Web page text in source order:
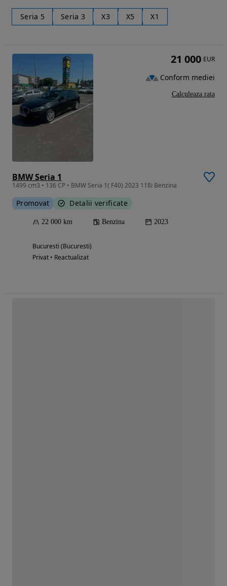
Seria 5 Seria 3 X3 X5 X1
BMW Seria 1
1499 cm3 • 136 CP • BMW Seria 1( F40) 2023 118i Benzina
Promovat Detalii verificate
22 000 km Benzina 2023
Bucuresti (Bucuresti)
Privat • Reactualizat
21 000 EUR
Conform mediei
Calculeaza rata